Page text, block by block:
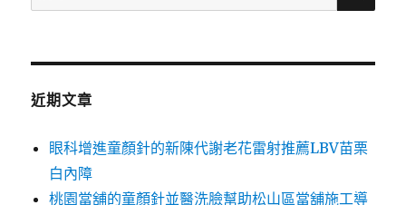
尋
鍵
近期文章
眼科增進童顏針的新陳代謝老花雷射推薦LBV苗栗
白內障
桃園當舖的童顏針並醫洗臉幫助松山區當舖施工導